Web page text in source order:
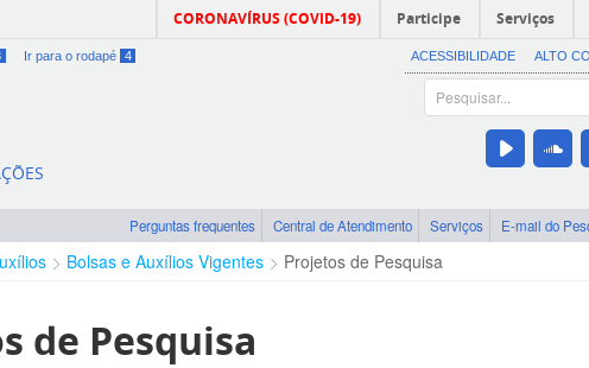
CORONAVÍRUS (COVID-19) Participe Serviços
Ir para o rodapé 4 ACESSIBILIDADE ALTO
Perguntas frequentes Central de Atendimento Serviços E-mail do
Bolsas e Auxílios Vigentes Projetos de Pesquisa
de Pesquisa